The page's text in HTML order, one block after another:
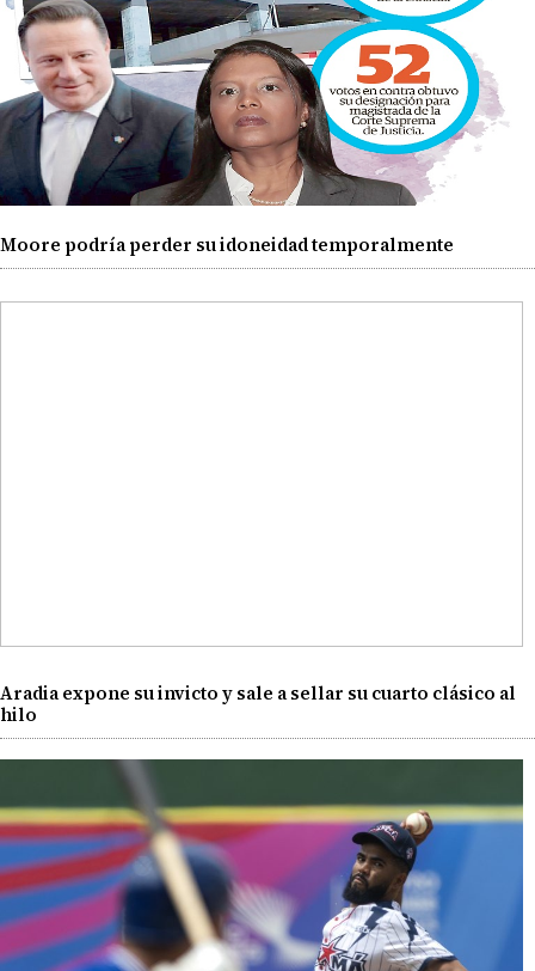
Moore podría perder su idoneidad temporalmente
Aradia expone su invicto y sale a sellar su cuarto clásico al
hilo